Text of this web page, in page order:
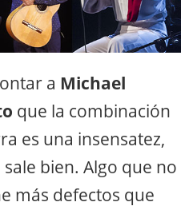
a Michael
que la combinación
es una insensatez,
bien. Algo que no
más defectos que